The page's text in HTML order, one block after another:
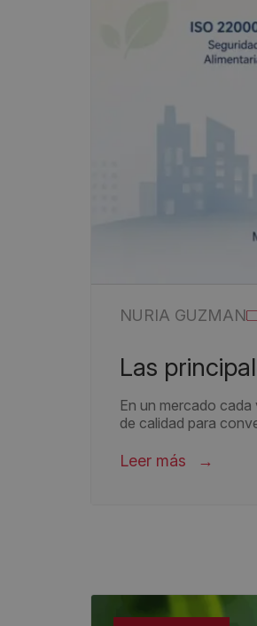
NURIA GUZMAN
Las
En un mercado
de calidad para
Leer más